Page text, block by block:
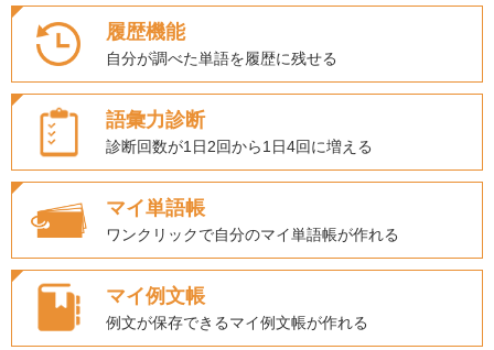
履歴機能
自分が調べた単語を履歴に残せる
語彙力診断
診断回数が1日2回から1日4回に増える
マイ単語帳
ワンクリックで自分のマイ単語帳が作れる
マイ例文帳
例文が保存できるマイ例文帳が作れる